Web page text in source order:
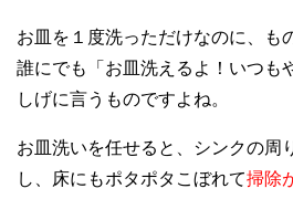
お皿を１度洗っただけなのに、も
誰にでも「お皿洗えるよ！いつも
しげに言うものですよね。
お皿洗いを任せると、シンクの周
し、床にもポタポタこぼれて掃除